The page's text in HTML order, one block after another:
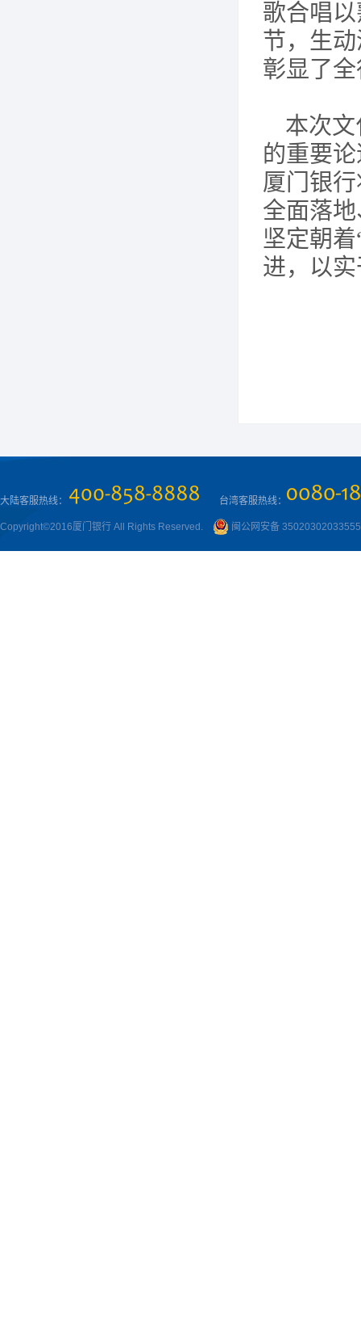
歌合唱
节，生
彰显了
本次
的重要
厦门银
全面落
坚定朝
进，以
大陆客服热线： 台湾客服热线：
Copyright©2016厦门银行 All Rights Reserved. 闽公网安备